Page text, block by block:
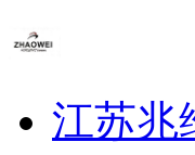
江苏兆